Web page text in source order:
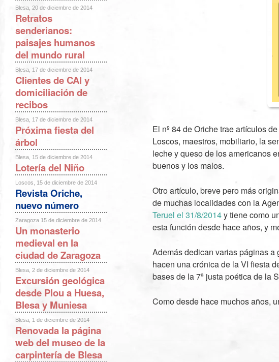
El nº 84 de Oriche trae artículos
Loscos, maestros, mobiliario, la
leche y queso de los americanos
buenos y los malos.
Otro artículo, breve pero más
de muchas localidades con la
Teruel el 31/8/2014y tiene como
esta función desde hace años, y
Además dedican varias páginas a
hacen una crónica de la VI fiesta
bases de la 7ª justa poética de la
Como desde hace muchos años,
Blesa, 20 de diciembre de 2014
Retratos
senderianos:
paisajes humanos
del mundo rural
Blesa, 17 de diciembre de 2014
Clientes de CAI y
domiciliación de
recibos
Blesa, 17 de diciembre de 2014
Próxima fiesta del
árbol
Blesa, 15 de diciembre de 2014
Lotería del Niño
Loscos, 15 de diciembre de 2014
Revista Oriche,
nuevo número
Zaragoza 15 de diciembre de 2014
Un monasterio
medieval en la
ciudad de Zaragoza
Blesa, 2 de diciembre de 2014
Excursión geológica
desde Plou a Huesa,
Blesa y Muniesa
Blesa, 1 de diciembre de 2014
Renovada la página
web del museo de la
carpintería de Blesa